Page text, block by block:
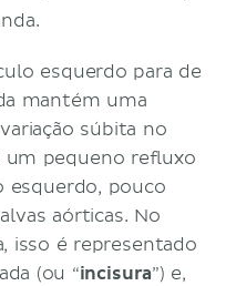
esquerdo para de
mantém uma
súbita no
um pequeno refluxo
esquerdo, pouco
aórticas. No
isso é representado
(ou “incisura”) e,